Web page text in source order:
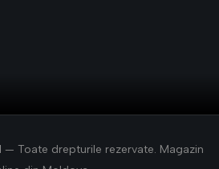
— Toate drepturile rezervate. Magazin